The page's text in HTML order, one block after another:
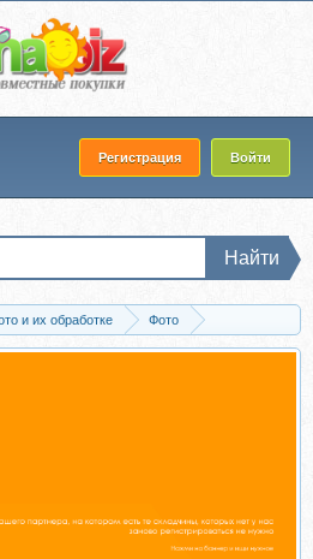
Регистрация Войти
Найти
и их обработке
Фото
Пресеты (Анна Ильина)